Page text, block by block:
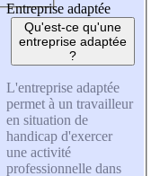
Entreprise adaptée
Qu'est-ce qu'une
entreprise adaptée
?
L'entreprise adaptée
permet à un travailleur
en situation de
handicap d'exercer
une activité
professionnelle dans